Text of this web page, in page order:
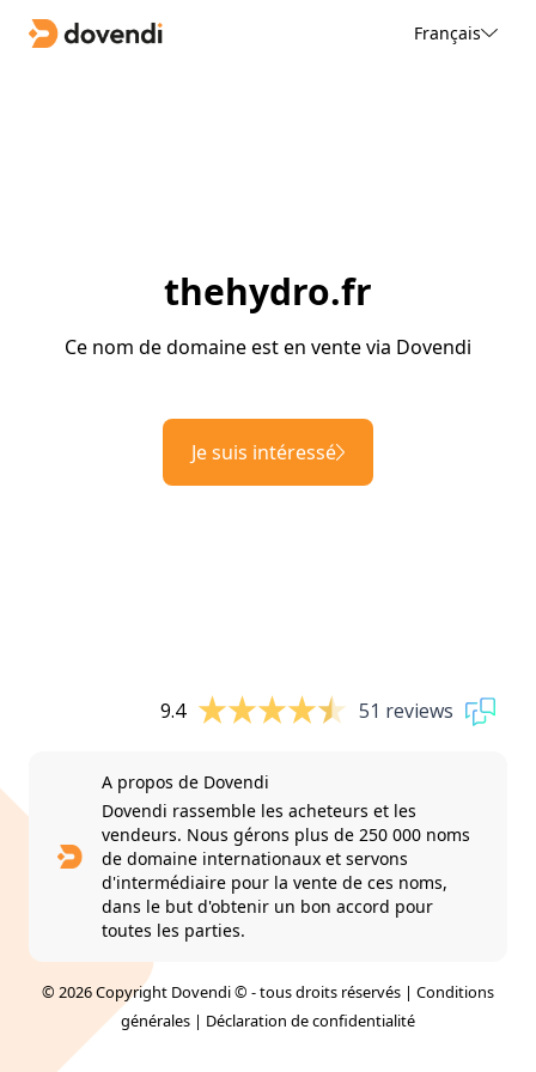
Français
thehydro.fr
Ce nom de domaine est en vente via Dovendi
Je suis intéressé
9.4 51 reviews
A propos de Dovendi
Dovendi rassemble les acheteurs et les
vendeurs. Nous gérons plus de 250 000 noms
de domaine internationaux et servons
d'intermédiaire pour la vente de ces noms,
dans le but d'obtenir un bon accord pour
toutes les parties.
© 2026 Copyright Dovendi © - tous droits réservés | Conditions
générales | Déclaration de confidentialité